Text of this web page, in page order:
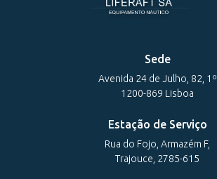
Sede
Avenida 24 de Julho, 82, 1º
1200-869 Lisboa
Estação de Serviço
Rua do Fojo, Armazém F,
Trajouce, 2785-615